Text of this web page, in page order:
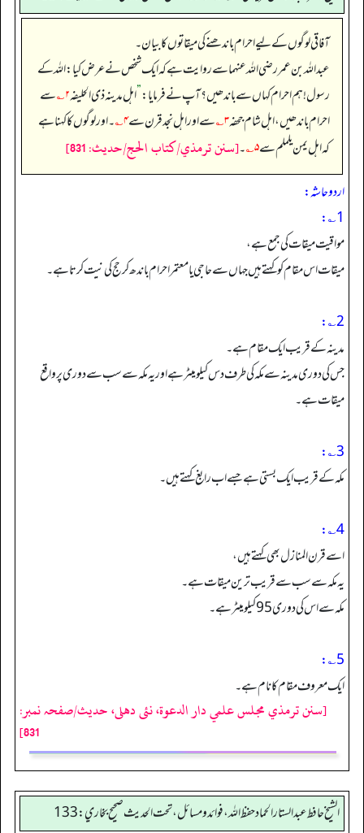
آفاقی لوگوں کے لیے احرام باندھنے کی میقاتوں کا بیان۔
عبداللہ بن عمر رضی الله عنہما سے روایت ہے کہ ایک شخص نے عرض کیا: اللہ کے
رسول! ہم احرام کہاں سے باندھیں؟ آپ نے فرمایا:”اہل مدینہ ذی الحلیفہ۲؎ سے
احرام باندھیں، اہل شام جحفہ۳؎ سے اور اہل نجد قرن سے۴؎ ۔ اور لوگوں کا کہنا ہے
کہ اہل یمن یلملم سے۵؎ ۔[سنن ترمذي/كتاب الحج/حدیث: 831]
اردو حاشہ:
1؎:
مواقیت میقات کی جمع ہے،
میقات اس مقام کو کہتے ہیں جہاں سے حاجی یا معتمر احرام باندھ کر حج کی نیت کرتا ہے۔
2؎:
مدینہ کے قریب ایک مقام ہے۔
جس کی دوری مدینہ سے مکہ کی طرف دس کیلو میٹر ہے اور یہ مکہ سے سب سے دوری پر واقع
میقات ہے۔
3؎:
مکہ کے قریب ایک بستی ہے جسے اب رابغ کہتے ہیں۔
4؎:
اسے قرن المنازل بھی کہتے ہیں،
یہ مکہ سے سب سے قریب ترین میقات ہے۔
مکہ سے اس کی دوری 95 کیلو میٹر ہے۔
5؎:
ایک معروف مقام کا نام ہے۔
[سنن ترمذي مجلس علمي دار الدعوة، نئى دهلى، حدیث/صفحہ نمبر:
831]
الشيخ حافط عبدالستار الحماد حفظ الله، فوائد و مسائل، تحت الحديث صحيح بخاري:133